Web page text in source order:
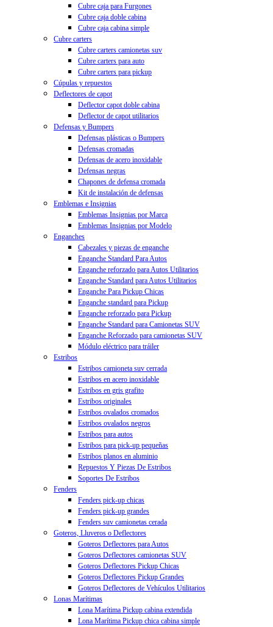
Cubre caja para Furgones
Cubre caja doble cabina
Cubre caja cabina simple
Cubre carters
Cubre carters camionetas suv
Cubre carters para auto
Cubre carters para pickup
Cúpulas y repuestos
Deflectores de capot
Deflector capot doble cabina
Deflector de capot utilitarios
Defensas y Bumpers
Defensas plásticas o Bumpers
Defensas cromadas
Defensas de acero inoxidable
Defensas negras
Chapones de defensa cromada
Kit de instalación de defensas
Emblemas e Insignias
Emblemas Insignias por Marca
Emblemas Insignias por Modelo
Enganches
Cabezales y piezas de enganche
Enganche Standard Para Autos
Enganche reforzado para Autos Utilitarios
Enganche Standard para Autos Utilitarios
Enganche Para Pickup Chicas
Enganche standard para Pickup
Enganche reforzado para Pickup
Enganche Standard para Camionetas SUV
Enganche Reforzado para camionetas SUV
Módulo eléctrico para tráiler
Estribos
Estribos camioneta suv cerrada
Estribos en acero inoxidable
Estribos en gris grafito
Estribos originales
Estribos ovalados cromados
Estribos ovalados negros
Estribos para autos
Estribos para pick-up pequeñas
Estribos planos en aluminio
Repuestos Y Piezas De Estribos
Soportes De Estribos
Fenders
Fenders pick-up chicas
Fenders pick-up grandes
Fenders suv camionetas cerada
Goteros, Lluveros o Deflectores
Goteros Deflectores para Autos
Goteros Deflectores camionetas SUV
Goteros Deflectores Pickup Chicas
Goteros Deflectores Pickup Grandes
Goteros Deflectores de Vehículos Utilitarios
Lonas Marítimas
Lona Marítima Pickup cabina extendida
Lona Marítima Pickup chica cabina simple